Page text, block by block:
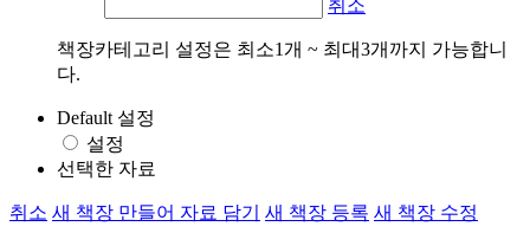
취소
책장카테고리 설정은 최소1개 ~ 최대3개까지 가능합니
다.
Default 설정
설정
선택한 자료
취소 새 책장 만들어 자료 담기 새 책장 등록 새 책장 수정